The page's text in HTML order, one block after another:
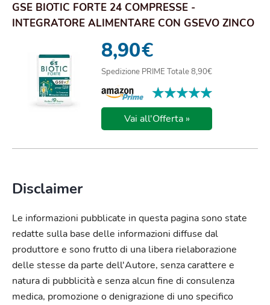
GSE BIOTIC FORTE 24 COMPRESSE -
INTEGRATORE ALIMENTARE CON GSEVO ZINCO
8,90€
Spedizione PRIME Totale 8,90€
★★★★★
★★★★★
Vai all'Offerta »
Disclaimer
Le informazioni pubblicate in questa pagina sono state
redatte sulla base delle informazioni diffuse dal
produttore e sono frutto di una libera rielaborazione
delle stesse da parte dell'Autore, senza carattere e
natura di pubblicità e senza alcun fine di consulenza
medica, promozione o denigrazione di uno specifico